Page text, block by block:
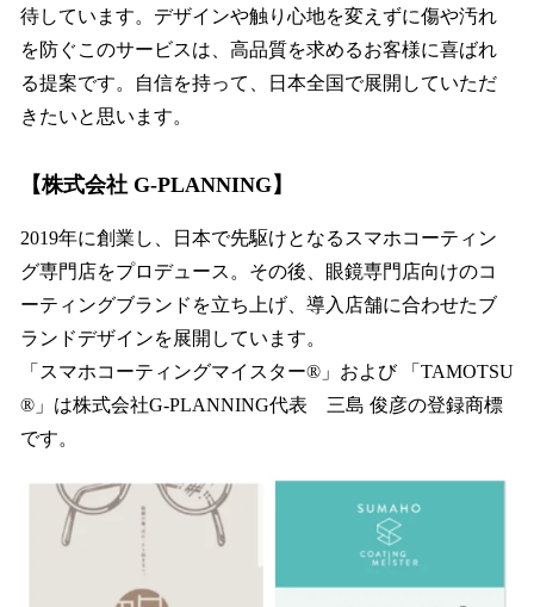
待しています。デザインや触り心地を変えずに傷や汚れ
を防ぐこのサービスは、高品質を求めるお客様に喜ばれ
る提案です。自信を持って、日本全国で展開していただ
きたいと思います。
【株式会社 G-PLANNING】
2019年に創業し、日本で先駆けとなるスマホコーティン
グ専門店をプロデュース。その後、眼鏡専門店向けのコ
ーティングブランドを立ち上げ、導入店舗に合わせたブ
ランドデザインを展開しています。
「スマホコーティングマイスター®️」および 「TAMOTSU
®️」は株式会社G-PLANNING代表 三島 俊彦の登録商標
です。